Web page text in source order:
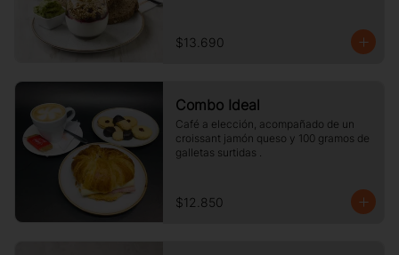
$13.690
Combo Ideal
Café a elección, acompañado de un
croissant jamón queso y 100 gramos de
galletas surtidas .
$12.850